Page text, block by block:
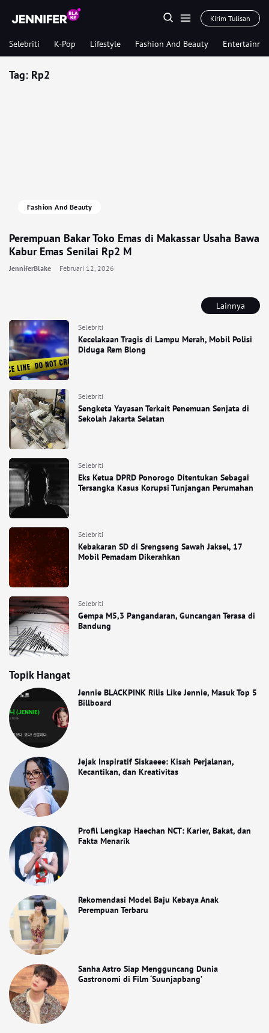
Kirim Tulisan
Selebriti K-Pop Lifestyle Fashion And Beauty
Lainnya
Selebriti
Kecelakaan Tragis di Lampu Merah, Mobil Polisi
Diduga Rem Blong
Selebriti
Sengketa Yayasan Terkait Penemuan Senjata di
Sekolah Jakarta Selatan
Selebriti
Eks Ketua DPRD Ponorogo Ditentukan Sebagai
Tersangka Kasus Korupsi Tunjangan Perumahan
Selebriti
Kebakaran SD di Srengseng Sawah Jaksel, 17
Mobil Pemadam Dikerahkan
Selebriti
Gempa M5,3 Pangandaran, Guncangan Terasa di
Bandung
Topik Hangat
Jennie BLACKPINK Rilis Like Jennie, Masuk Top 5
Billboard
Jejak Inspiratif Siskaeee: Kisah Perjalanan,
Kecantikan, dan Kreativitas
Profil Lengkap Haechan NCT: Karier, Bakat, dan
Fakta Menarik
Rekomendasi Model Baju Kebaya Anak
Perempuan Terbaru
Sanha Astro Siap Mengguncang Dunia
Gastronomi di Film ‘Suunjapbang’
Tag: Rp2
Fashion And Beauty
Perempuan Bakar Toko Emas di Makassar Usaha Bawa
Kabur Emas Senilai Rp2 M
JenniferBlake Februari 12, 2026